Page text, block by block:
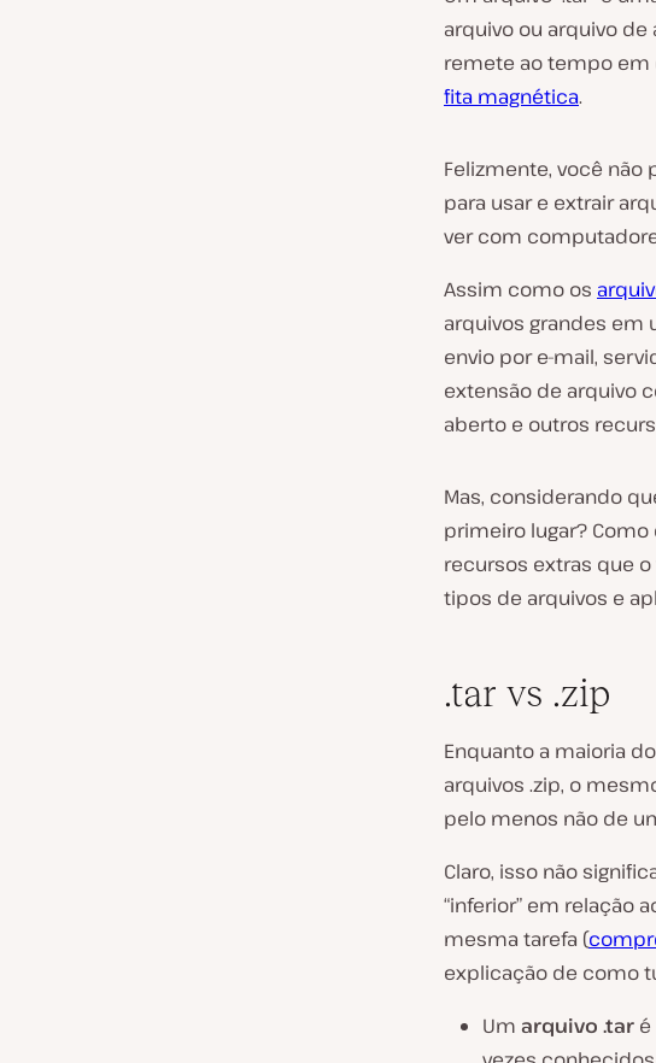
arquivo ou arquivo de
remete ao tempo em
fita magnética.
Felizmente, você
para usar e extrair
ver com
Assim como os
arquivos grandes em
envio por e-mail,
extensão de arquivo
aberto e outros
Mas, considerando
primeiro lugar?
recursos extras que
tipos de arquivos e
.tar vs .zip
Enquanto a maioria
arquivos .zip, o
pelo menos não de
Claro, isso não
“inferior” em relação
mesma tarefa (
explicação de como
Um arquivo .tar